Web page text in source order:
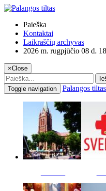
Paieška
Kontaktai
Laikraščių archyvas
2026 m. rugpjūčio 08 d.
×Close
Toggle navigation
Palangos tiltas